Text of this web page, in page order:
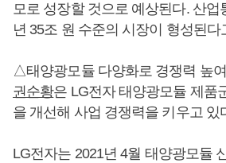
모로 성장할 것으로 예상된다. 산업
년 35조 원 수준의 시장이 형성된다
△태양광모듈 다양화로 경쟁력 높여
권순황은 LG전자 태양광모듈 제품
을 개선해 사업 경쟁력을 키우고 있
LG전자는 2021년 4월 태양광모듈